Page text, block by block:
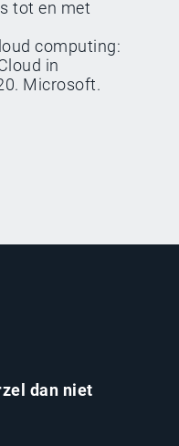
tot en met
computing:
in
Microsoft.
dan niet